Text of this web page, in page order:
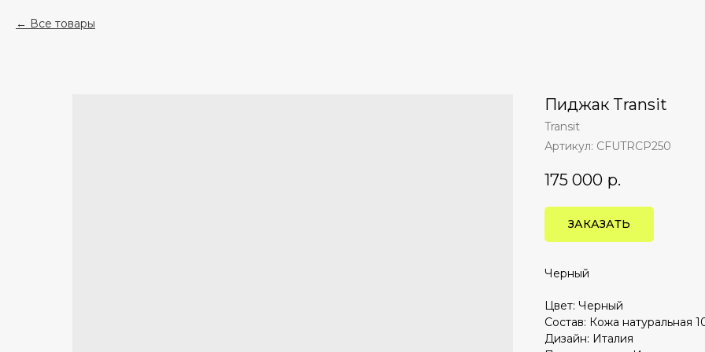
Все товары
Пиджак Transit
Transit
Артикул: CFUTRCP250
175 000 р.
ЗАКАЗАТЬ
Черный
Цвет: Черный
Состав: Кожа натуральная
Дизайн: Италия